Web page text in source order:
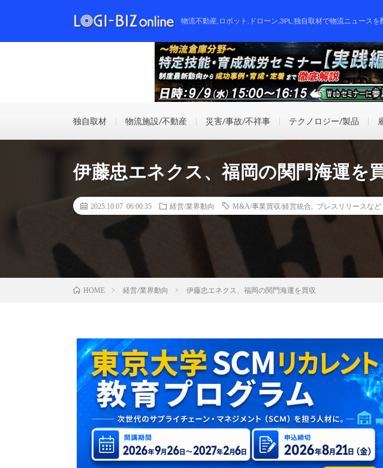
物流不動産,ロボット,ドローン,3PL,独自取材で物流ニュースを
独自取材 物流施設/不動産 災害/事故/不祥事 テクノロジー/製品
伊藤忠エネクス、福岡の関門海運を
2025.10.07 06:00:35 経営/業界動向 M&A/事業買収/経営統合 プレスリリースなど
HOME 経営/業界動向 伊藤忠エネクス、福岡の関門海運を買収